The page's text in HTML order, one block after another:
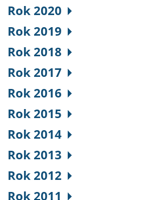
Rok 2020
Rok 2019
Rok 2018
Rok 2017
Rok 2016
Rok 2015
Rok 2014
Rok 2013
Rok 2012
Rok 2011